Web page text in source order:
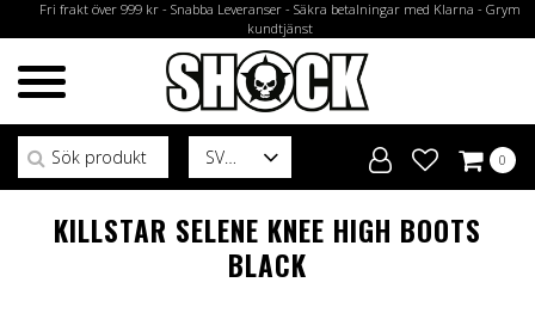
Fri frakt över 999 kr - Snabba Leveranser - Säkra betalningar med Klarna - Grym
kundtjänst
SV
Sök efter:
0
KILLSTAR SELENE KNEE HIGH BOOTS
BLACK